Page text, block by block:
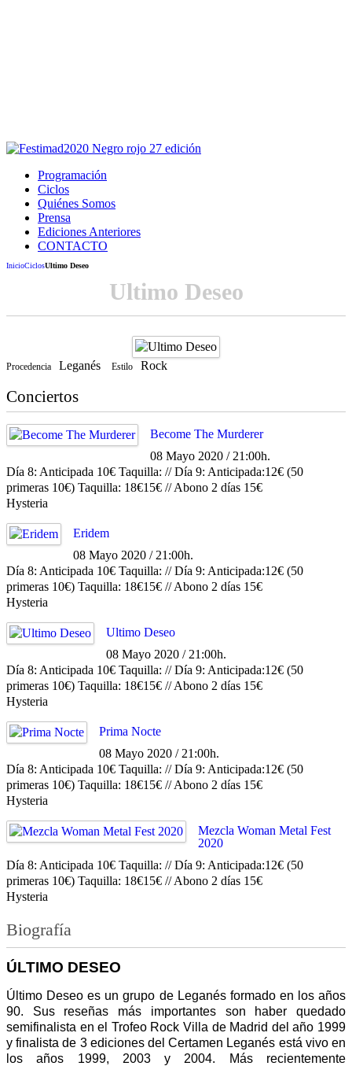
Programación
Ciclos
Quiénes Somos
Prensa
Ediciones Anteriores
CONTACTO
InicioCiclosUltimo Deseo
Ultimo Deseo
Procedencia Leganés Estilo Rock
Conciertos
Become The Murderer
08 Mayo 2020 / 21:00h.
Día 8: Anticipada 10€ Taquilla: // Día 9: Anticipada:12€ (50
primeras 10€) Taquilla: 18€15€ // Abono 2 días 15€
Hysteria
Eridem
08 Mayo 2020 / 21:00h.
Día 8: Anticipada 10€ Taquilla: // Día 9: Anticipada:12€ (50
primeras 10€) Taquilla: 18€15€ // Abono 2 días 15€
Hysteria
Ultimo Deseo
08 Mayo 2020 / 21:00h.
Día 8: Anticipada 10€ Taquilla: // Día 9: Anticipada:12€ (50
primeras 10€) Taquilla: 18€15€ // Abono 2 días 15€
Hysteria
Prima Nocte
08 Mayo 2020 / 21:00h.
Día 8: Anticipada 10€ Taquilla: // Día 9: Anticipada:12€ (50
primeras 10€) Taquilla: 18€15€ // Abono 2 días 15€
Hysteria
Mezcla Woman Metal Fest
2020
Día 8: Anticipada 10€ Taquilla: // Día 9: Anticipada:12€ (50
primeras 10€) Taquilla: 18€15€ // Abono 2 días 15€
Hysteria
Biografía
ÚLTIMO DESEO
Último Deseo es un grupo de Leganés formado en los años
90. Sus reseñas más importantes son haber quedado
semifinalista en el Trofeo Rock Villa de Madrid del año 1999
y finalista de 3 ediciones del Certamen Leganés está vivo en
los años 1999, 2003 y 2004. Más recientemente